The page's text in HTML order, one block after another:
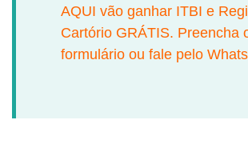
AQUI vão ganhar ITBI e
Cartório GRÁTIS. Preencha
formulário ou fale pelo